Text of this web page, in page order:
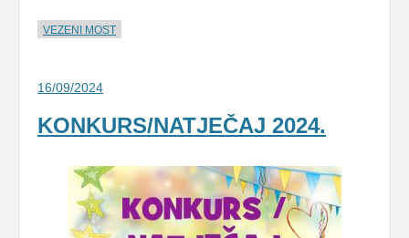
VEZENI MOST
16/09/2024
KONKURS/NATJEČAJ 2024.